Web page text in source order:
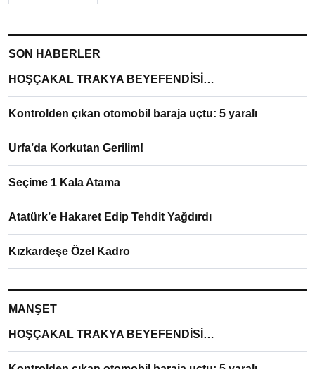
SON HABERLER
HOŞÇAKAL TRAKYA BEYEFENDİSİ…
Kontrolden çıkan otomobil baraja uçtu: 5 yaralı
Urfa’da Korkutan Gerilim!
Seçime 1 Kala Atama
Atatürk’e Hakaret Edip Tehdit Yağdırdı
Kızkardeşe Özel Kadro
MANŞET
HOŞÇAKAL TRAKYA BEYEFENDİSİ…